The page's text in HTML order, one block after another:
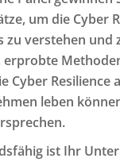
um die Cyber
zu verstehen und
erprobte
Cyber Resilience
leben
ist Ihr